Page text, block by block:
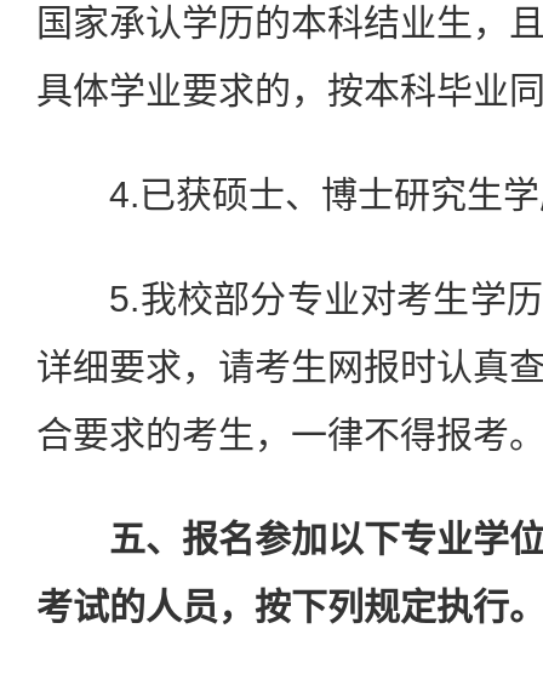
国家承认学历的本科结业生，
具体学业要求的，按本科毕业
4.已获硕士、博士研究生学
5.我校部分专业对考生学历
详细要求，请考生网报时认真
合要求的考生，一律不得报考
五、报名参加以下专业学
考试的人员，按下列规定执行